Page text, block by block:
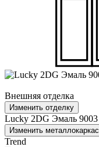
Внешняя отделка
Изменить отделку
Lucky 2DG Эмаль 9003
Изменить металлокаркас
Trend